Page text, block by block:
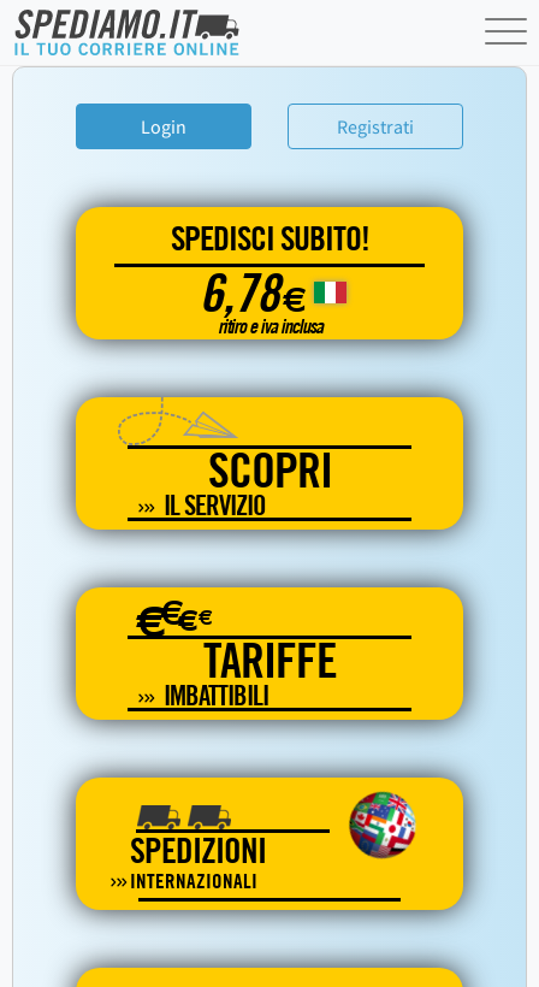
Login Registrati
SPEDISCI SUBITO!
6,78€
ritiro e iva inclusa
SCOPRI
IL SERVIZIO
€€€€
TARIFFE
IMBATTIBILI
SPEDIZIONI
INTERNAZIONALI